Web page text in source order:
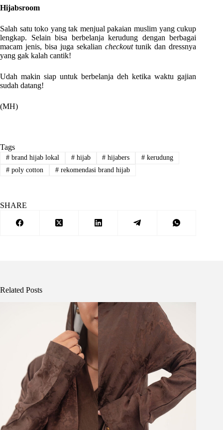
Hijabsroom
Salah satu toko yang tak menjual pakaian muslim yang cukup
lengkap. Selain bisa berbelanja kerudung dengan berbagai
macam jenis, bisa juga sekalian checkouttunik dan dressnya
yang gak kalah cantik!
Udah makin siap untuk berbelanja deh ketika waktu gajian
sudah datang!
(MH)
Tags
#brand hijab lokal #hijab # hijabers # kerudung
#poly cotton #rekomendasi brand hijab
SHARE
Related Posts